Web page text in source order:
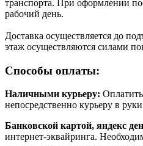
транспорта. При оформлении
рабочий день.
Доставка осуществляется до
этаж осуществляются силами
Способы оплаты:
Наличными курьеру:
непосредственно курьеру в
Банковской картой, яндекс
интернет-эквайринга.